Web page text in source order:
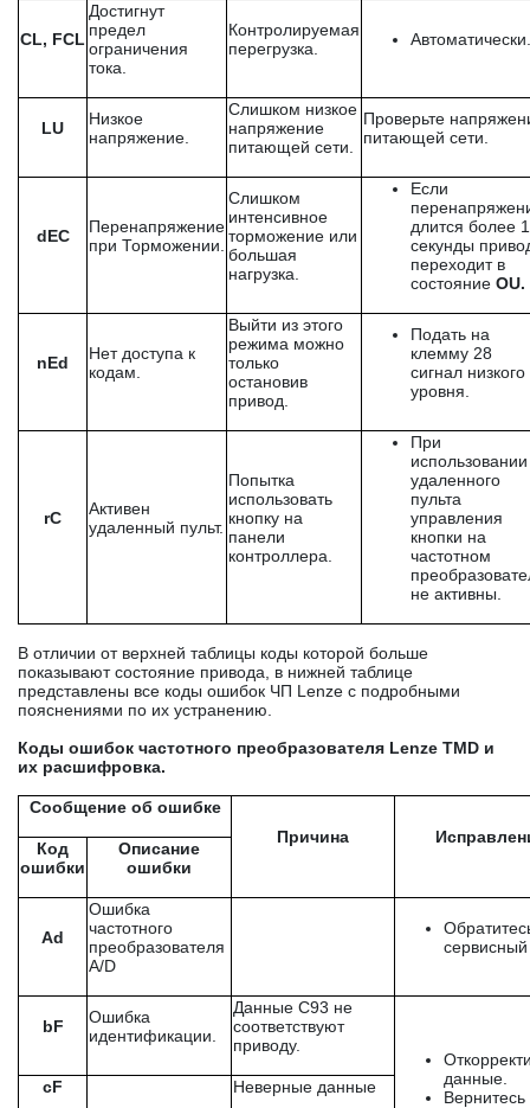
CL, FCL
Достигнут
предел
ограничения
тока.
Контролируемая
перегрузка.
Автоматически.
LU
Низкое
напряжение.
Слишком низкое
напряжение
питающей сети.
Проверьте
питающей сети.
dEC
Перенапряжение
при Торможении.
Слишком
интенсивное
торможение или
большая
нагрузка.
Если
длится более 1
секунды
переходит в
состояние OU.
nEd
Нет доступа к
кодам.
Выйти из этого
режима можно
только
остановив
привод.
Подать на
клемму 28
сигнал низкого
уровня.
rC
Активен
удаленный пульт.
Попытка
использовать
кнопку на
панели
контроллера.
При
использовании
удаленного
пульта
управления
кнопки на
частотном
не активны.
В отличии от верхней таблицы коды которой больше
показывают состояние привода, в нижней таблице
представлены все коды ошибок ЧП Lenze с подробными
пояснениями по их устранению.
Коды ошибок частотного преобразователя Lenze TMD и
их расшифровка.
Сообщение об ошибке
Причина
Код
ошибки
Описание
ошибки
Ad
Ошибка
частотного
преобразователя
A/D
сервисный
bF
Ошибка
идентификации.
Данные С93 не
соответствуют
приводу.
данные.
Вернитесь
cF Неверные данные